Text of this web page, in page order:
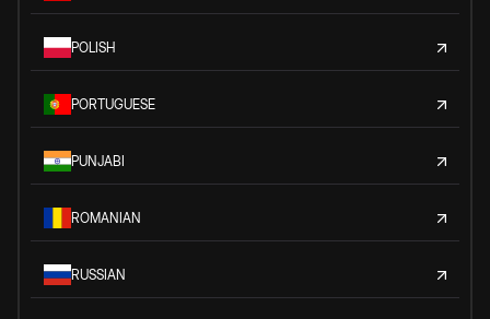
POLISH
PORTUGUESE
PUNJABI
ROMANIAN
RUSSIAN